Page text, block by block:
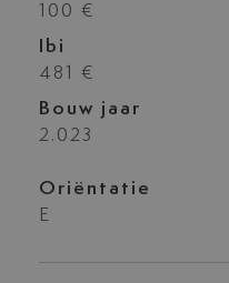
100 €
Ibi
481 €
Bouw jaar
2.023
Oriëntatie
E